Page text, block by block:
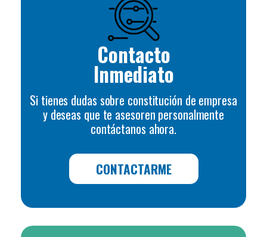
Contacto
Inmediato
Si tienes dudas sobre constitución de empresa
y deseas que te asesoren personalmente
contáctanos ahora.
CONTACTARME